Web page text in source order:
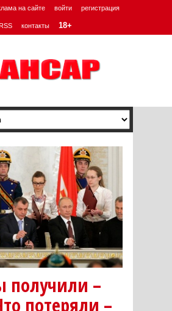
на сайте войти регистрация
контакты 18+
получили –
потеряли –